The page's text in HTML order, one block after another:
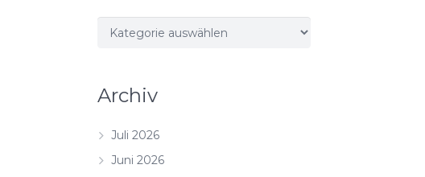
Kategorien
Archiv
Juli 2026
Juni 2026